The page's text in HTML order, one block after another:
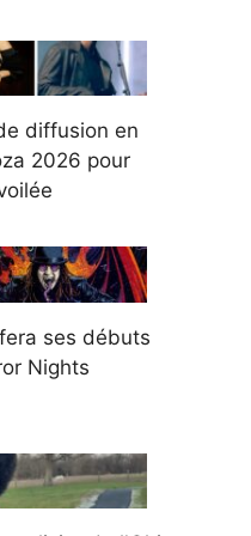
diffusion en
2026 pour
ses débuts
Nights